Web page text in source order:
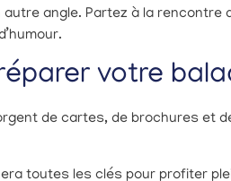
angle. Partez à la
votre
de cartes, de brochures et
toutes les clés pour profiter